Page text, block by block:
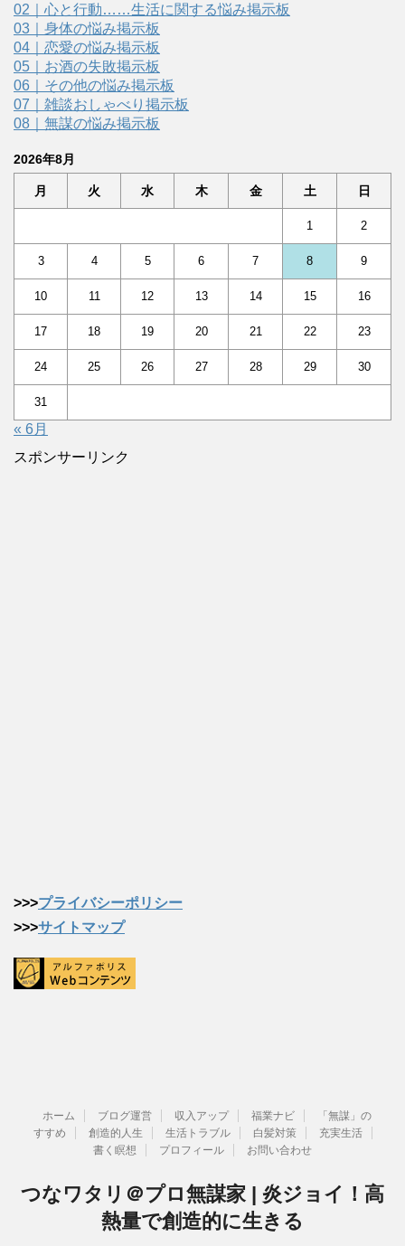
02｜心と行動……生活に関する悩み掲示板
03｜身体の悩み掲示板
04｜恋愛の悩み掲示板
05｜お酒の失敗掲示板
06｜その他の悩み掲示板
07｜雑談おしゃべり掲示板
08｜無謀の悩み掲示板
2026年8月
月 火 水 木 金 土 日
1 2
3 4 5 6 7 8 9
10 11 12 13 14 15 16
17 18 19 20 21 22 23
24 25 26 27 28 29 30
31
« 6月
スポンサーリンク
>>>プライバシーポリシー
>>>サイトマップ
ホーム ブログ運営 収入アップ 福業ナビ
「無謀」の
すすめ
創造的人生 生活トラブル 白髪対策
充実生活
書く瞑想
プロフィール お問い合わせ
つなワタリ＠プロ無謀家 | 炎ジョイ！高
熱量で創造的に生きる